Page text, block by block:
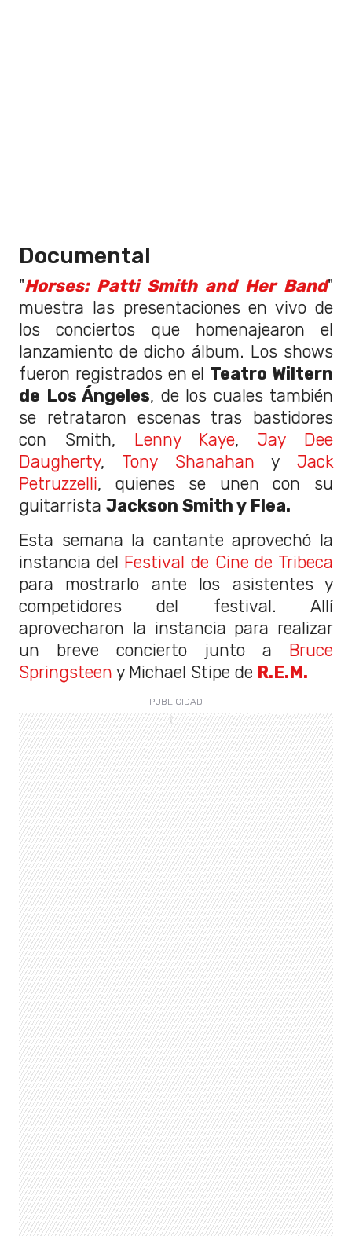
Documental
"Horses: Patti Smith and Her Band"
muestra las presentaciones en vivo de
los conciertos que homenajearon el
lanzamiento de dicho álbum. Los shows
fueron registrados en el Teatro Wiltern
de Los Ángeles, de los cuales también
se retrataron escenas tras bastidores
con Smith,
Lenny Kaye, Jay Dee
Daugherty, Tony Shanahan y Jack
Petruzzelli, quienes se unen con su
guitarrista Jackson Smith y Flea.
Esta semana la cantante aprovechó la
instancia del Festival de Cine de Tribeca
para mostrarlo ante los asistentes y
competidores del festival. Allí
aprovecharon la instancia para realizar
un breve concierto junto a
Bruce
Springsteen y Michael Stipe de R.E.M.